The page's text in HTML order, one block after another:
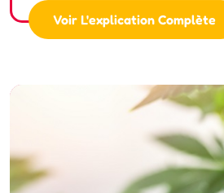
Voir L'explication Complète